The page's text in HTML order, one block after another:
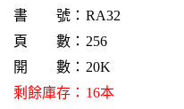
書 號：RA32
頁 數：256
開 數：20K
剩餘庫存：16本